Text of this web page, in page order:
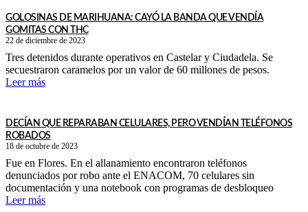
GOLOSINAS DE MARIHUANA: CAYÓ LA BANDA QUE VENDÍA
GOMITAS CON THC
22 de diciembre de 2023
Tres detenidos durante operativos en Castelar y Ciudadela. Se
secuestraron caramelos por un valor de 60 millones de pesos.
Leer más
DECÍAN QUE REPARABAN CELULARES, PERO VENDÍAN TELÉFONOS
ROBADOS
18 de octubre de 2023
Fue en Flores. En el allanamiento encontraron teléfonos
denunciados por robo ante el ENACOM, 70 celulares sin
documentación y una notebook con programas de desbloqueo
Leer más